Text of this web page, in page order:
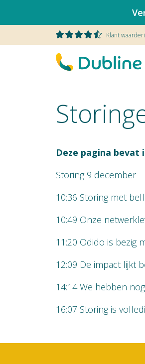
Klant
Deze pagina
Storing 9 december
10:36 Storing met
10:49 Onze
11:20 Odido is bezig
12:09 De impact lijkt
14:14 We hebben
16:07 Storing is